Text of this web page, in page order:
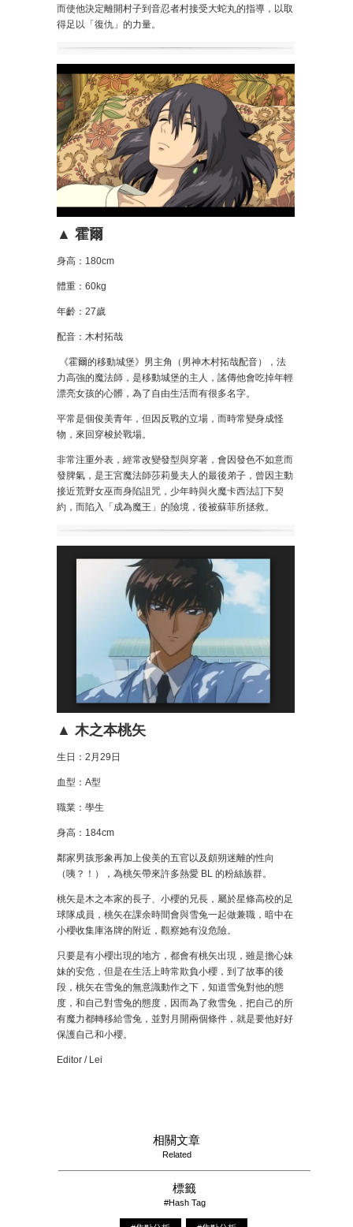
而使他決定離開村子到音忍者村接受大蛇丸的指導，以取
得足以「復仇」的力量。
▲ 霍爾
身高：180cm
體重：60kg
年齡：27歲
配音：木村拓哉
《霍爾的移動城堡》男主角（男神木村拓哉配音），法
力高強的魔法師，是移動城堡的主人，謠傳他會吃掉年輕
漂亮女孩的心髒，為了自由生活而有很多名字。
平常是個俊美青年，但因反戰的立場，而時常變身成怪
物，來回穿梭於戰場。
非常注重外表，經常改變發型與穿著，會因發色不如意而
發脾氣，是王宮魔法師莎莉曼夫人的最後弟子，曾因主動
接近荒野女巫而身陷詛咒，少年時與火魔卡西法訂下契
約，而陷入「成為魔王」的險境，後被蘇菲所拯救。
▲ 木之本桃矢
生日：2月29日
血型：A型
職業：學生
身高：184cm
鄰家男孩形象再加上俊美的五官以及頗朔迷離的性向
（咦？！），為桃矢帶來許多熱愛 BL 的粉絲族群。
桃矢是木之本家的長子、小櫻的兄長，屬於星條高校的足
球隊成員，桃矢在課余時間會與雪兔一起做兼職，暗中在
小櫻收集庫洛牌的附近，觀察她有沒危險。
只要是有小櫻出現的地方，都會有桃矢出現，雖是擔心妹
妹的安危，但是在生活上時常欺負小櫻，到了故事的後
段，桃矢在雪兔的無意識動作之下，知道雪兔對他的態
度，和自己對雪兔的態度，因而為了救雪兔，把自己的所
有魔力都轉移給雪兔，並對月開兩個條件，就是要他好好
保護自己和小櫻。
Editor / Lei
相關文章
Related
標籤
#Hash Tag